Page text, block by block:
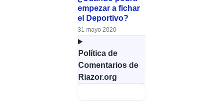
empezar a fichar
el Deportivo?
31 mayo 2020
Política de
Comentarios de
Riazor.org